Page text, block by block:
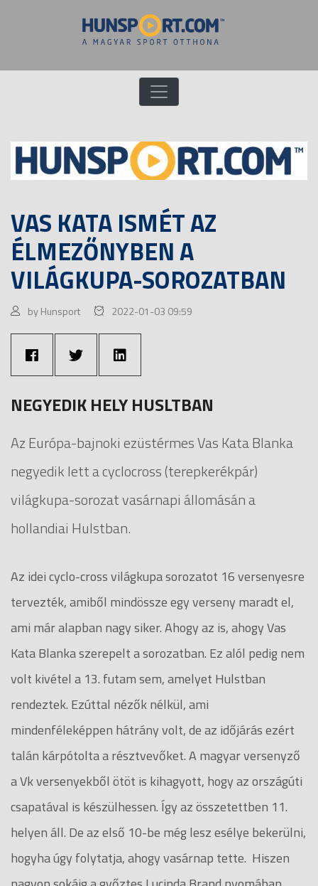
VAS KATA ISMÉT AZ
ÉLMEZŐNYBEN A
VILÁGKUPA-SOROZATBAN
by Hunsport 2022-01-03 09:59
NEGYEDIK HELY HUSLTBAN
Az Európa-bajnoki ezüstérmes Vas Kata Blanka
negyedik lett a cyclocross (terepkerékpár)
világkupa-sorozat vasárnapi állomásán a
hollandiai Hulstban.
Az idei cyclo-cross világkupa sorozatot 16 versenyesre
tervezték, amiből mindössze egy verseny maradt el,
ami már alapban nagy siker. Ahogy az is, ahogy Vas
Kata Blanka szerepelt a sorozatban. Ez alól pedig nem
volt kivétel a 13. futam sem, amelyet Hulstban
rendeztek. Ezúttal nézők nélkül, ami
mindenféleképpen hátrány volt, de az időjárás ezért
talán kárpótolta a résztvevőket. A magyar versenyző
a Vk versenyekből ötöt is kihagyott, hogy az országúti
csapatával is készülhessen. Így az összetettben 11.
helyen áll. De az első 10-be még lesz esélye bekerülni,
hogyha úgy folytatja, ahogy vasárnap tette. Hiszen